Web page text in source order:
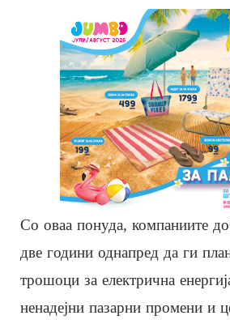
Со оваа понуда, компаниите
две години однапред да ги
трошоци за електрична
ненадејни пазарни промени и